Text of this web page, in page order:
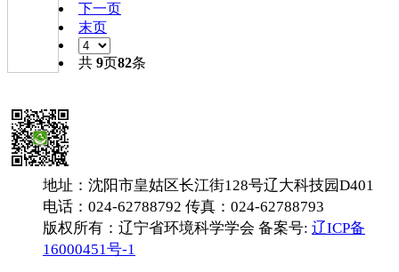
下一页
末页
共 9页82条
地址：沈阳市皇姑区长江街128号辽大科技园D401
电话：024-62788792 传真：024-62788793
版权所有：辽宁省环境科学学会 备案号: 辽ICP备
16000451号-1